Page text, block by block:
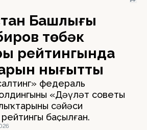
Башлығы
төбәк
рейтингында
нығытты
федераль
«Дәүләт советы
сәйәси
баҫылған.